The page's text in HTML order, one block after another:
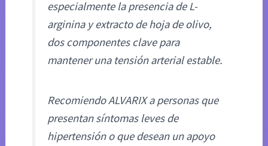
especialmente la presencia de L-
arginina y extracto de hoja de olivo,
dos componentes clave para
mantener una tensión arterial estable.
Recomiendo ALVARIX a personas que
presentan síntomas leves de
hipertensión o que desean un apoyo